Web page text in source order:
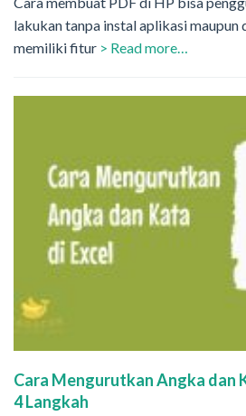
lakukan tanpa instal aplikasi maupun
memiliki fitur > Read more…
Cara Mengurutkan Angka dan
4 Langkah